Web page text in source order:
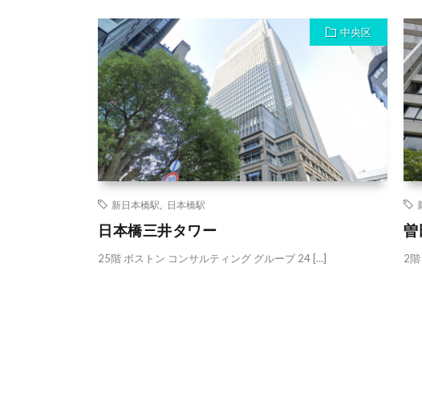
中央区
新日本橋駅 日本橋駅
日本橋三井タワー
25階 ボストン コンサルティング グループ 24 […]
曽
2